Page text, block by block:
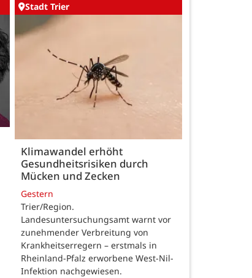
Stadt Trier
Klimawandel erhöht
Gesundheitsrisiken durch
Mücken und Zecken
Gestern
Trier/Region.
Landesuntersuchungsamt warnt vor
zunehmender Verbreitung von
Krankheitserregern – erstmals in
Rheinland-Pfalz erworbene West-Nil-
Infektion nachgewiesen.